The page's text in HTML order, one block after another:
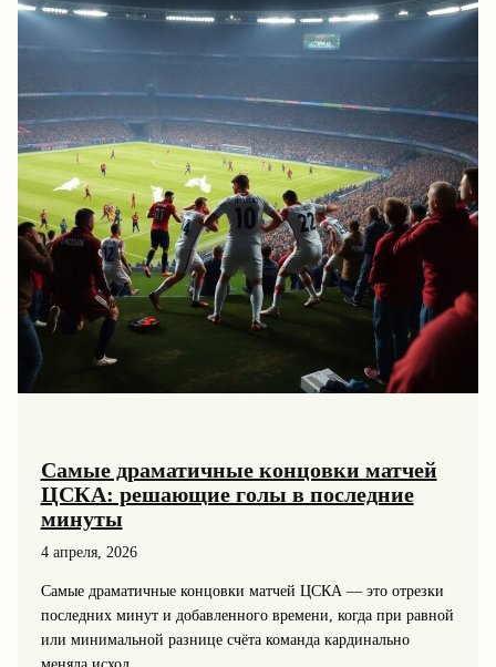
и
Самые драматичные концовки матчей
ЦСКА: решающие голы в последние
минуты
4 апреля, 2026
Самые драматичные концовки матчей ЦСКА — это отрезки
последних минут и добавленного времени, когда при равной
или минимальной разнице счёта команда кардинально